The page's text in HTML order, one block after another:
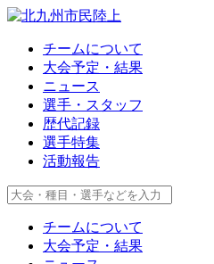
チームについて
大会予定・結果
ニュース
選手・スタッフ
歴代記録
選手特集
活動報告
チームについて
大会予定・結果